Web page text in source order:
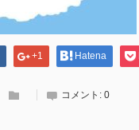
+1 Hatena
コメント: 0